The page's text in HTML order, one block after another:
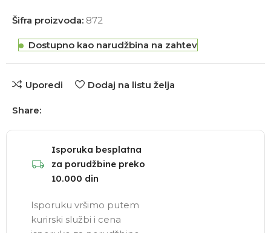
Šifra proizvoda: 872
Dostupno kao narudžbina na zahtev
Uporedi Dodaj na listu želja
Share:
Isporuka besplatna
za porudžbine preko
10.000 din
Isporuku vršimo putem
kurirski službi i cena